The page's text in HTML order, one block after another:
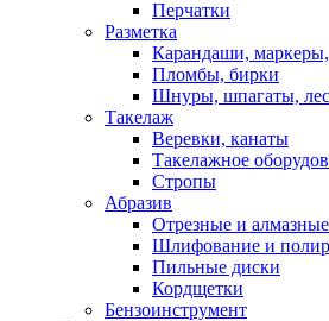
Перчатки
Разметка
Карандаши,
Пломбы, бирки
Шнуры, шпагаты,
Такелаж
Веревки, канаты
Такелажное
Стропы
Абразив
Отрезные и
Шлифование и
Пильные диски
Кордщетки
Бензоинструмент